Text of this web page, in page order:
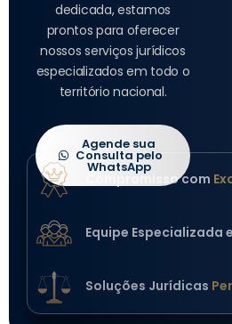
dedicada, estamos
prontos para oferecer
nossos serviços jurídicos
especializados em todo o
território nacional.
Agende sua
Consulta pelo
WhatsApp
Compromisso com
Equipe Especializada
Soluções Jurídicas